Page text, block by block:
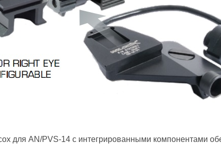
для AN/PVS-14 с интегрированными компонентами